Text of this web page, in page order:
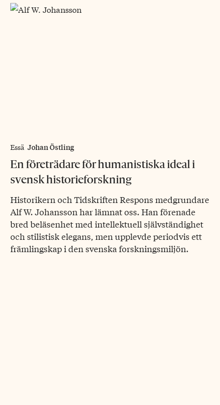
Essä Johan Östling
En företrädare för humanistiska ideal i
svensk historieforskning
Historikern och Tidskriften Respons medgrundare
Alf W. Johansson har lämnat oss. Han förenade
bred beläsenhet med intellektuell självständighet
och stilistisk elegans, men upplevde periodvis ett
främlingskap i den svenska forskningsmiljön.